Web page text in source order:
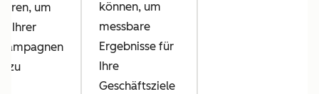
um
Ihrer
zu
können, um
messbare
Ergebnisse für
Ihre
Geschäftsziele